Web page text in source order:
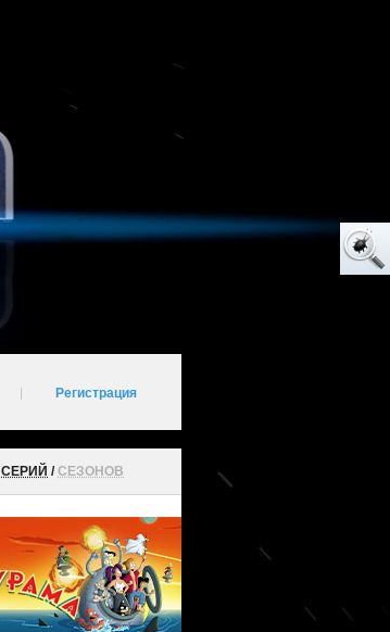
Регистрация
СЕРИЙ /СЕЗОНОВ